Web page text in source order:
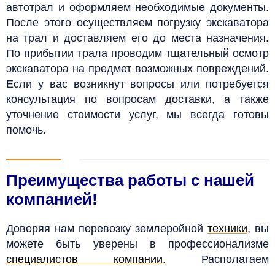
автотрал и оформляем необходимые документы.
После этого осуществляем погрузку экскаватора
на трал и доставляем его до места назначения.
По прибытии трала проводим тщательный осмотр
экскаватора на предмет возможных повреждений.
Если у вас возникнут вопросы или потребуется
консультация по вопросам доставки, а также
уточнение стоимости услуг, мы всегда готовы
помочь.
Преимущества работы с нашей
компанией!
Доверяя нам перевозку землеройной техники, вы
можете быть уверены в профессионализме
специалистов компании. Располагаем